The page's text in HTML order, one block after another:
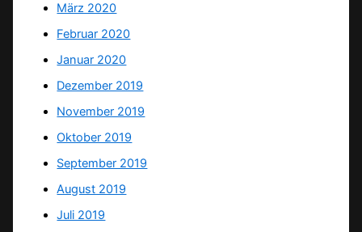
März 2020
Februar 2020
Januar 2020
Dezember 2019
November 2019
Oktober 2019
September 2019
August 2019
Juli 2019